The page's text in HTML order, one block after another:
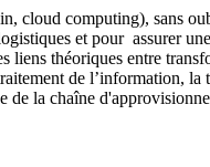
computing), sans
et pour assurer
théoriques entre
de l’information, la
la chaîne